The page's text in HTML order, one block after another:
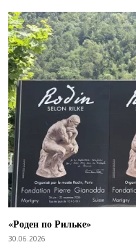
«Роден по Рильке»
30.06.2026